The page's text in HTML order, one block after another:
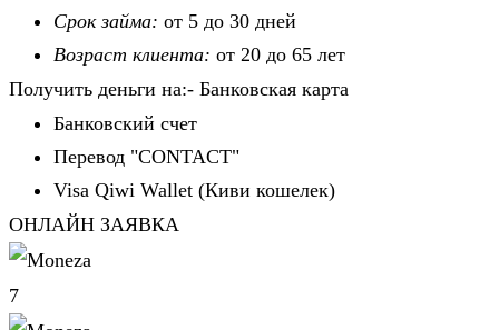
Срок займа: от 5 до 30 дней
Возраст клиента: от 20 до 65 лет
Получить деньги на:- Банковская карта
Банковский счет
Перевод "CONTACT"
Visa Qiwi Wallet (Киви кошелек)
ОНЛАЙН ЗАЯВКА
7